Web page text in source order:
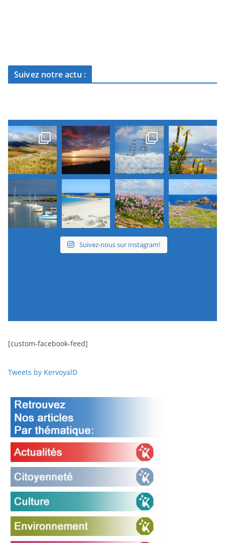
Suivez notre actu :
Suivez-nous sur Instagram!
[custom-facebook-feed]
Tweets by KervoyalD